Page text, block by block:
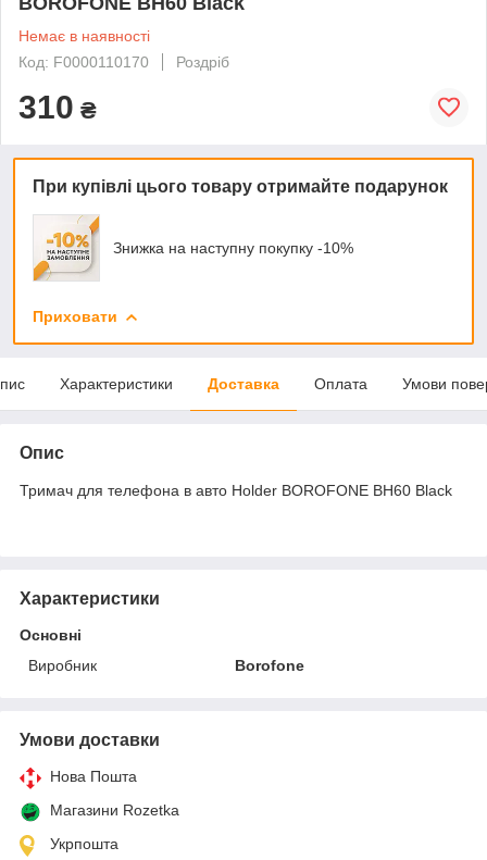
Немає в наявності
Код: F0000110170
Роздріб
310 ₴
При купівлі цього товару отримайте подарунок
Знижка на наступну покупку -10%
Приховати
Характеристики Доставка Оплата Умови
Опис
Тримач для телефона в авто Holder BOROFONE BH60 Black
Характеристики
Основні
Виробник
Borofone
Умови доставки
Нова Пошта
Магазини Rozetka
Укрпошта